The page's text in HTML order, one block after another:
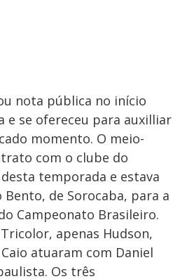
nota pública no início
e se ofereceu para auxilliar
momento. O meio-
com o clube do
temporada e estava
de Sorocaba, para a
Campeonato Brasileiro.
apenas Hudson,
atuaram com Daniel
Os três